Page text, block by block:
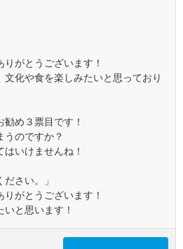
がとうございます！
化や食を楽しみたいと思っており
め３票目です！
うのですか？
いけませんね！
さい。」
がとうございます！
と思います！